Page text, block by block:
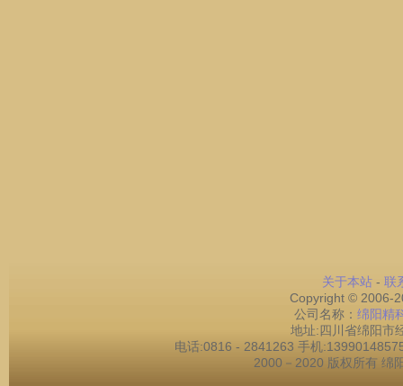
关于本站 -联
Copyright © 2006-
公司名称： 绵阳精
地址:四川省绵阳市
电话:0816 - 2841263 手机
2000－2020 版权所有 绵